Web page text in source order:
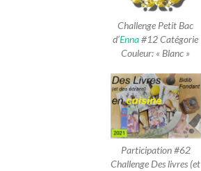
Challenge Petit Bac
d’Enna#12 Catégorie
Couleur: « Blanc »
Participation #62
Challenge Des livres (et